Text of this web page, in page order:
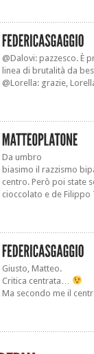
@Dalovi: pazzesco. È
linea di brutalità da
@Lorella: grazie,
Da umbro
biasimo il razzismo
centro. Però poi state
cioccolato e de Filippo
Giusto, Matteo.
Critica centrata…
Ma secondo me il